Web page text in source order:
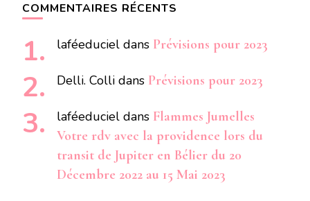
COMMENTAIRES RÉCENTS
laféeduciel dans Prévisions pour 2023
Delli. Colli dans Prévisions pour 2023
laféeduciel dans Flammes Jumelles
Votre rdv avec la providence lors du
transit de Jupiter en Bélier du 20
Décembre 2022 au 15 Mai 2023